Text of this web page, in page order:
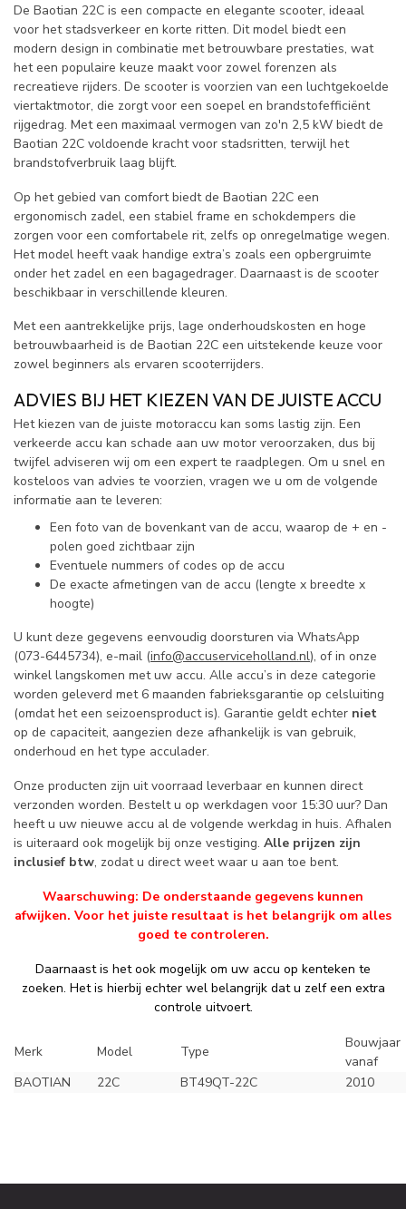
De Baotian 22C is een compacte en elegante scooter, ideaal
voor het stadsverkeer en korte ritten. Dit model biedt een
modern design in combinatie met betrouwbare prestaties, wat
het een populaire keuze maakt voor zowel forenzen als
recreatieve rijders. De scooter is voorzien van een luchtgekoelde
viertaktmotor, die zorgt voor een soepel en brandstofefficiënt
rijgedrag. Met een maximaal vermogen van zo'n 2,5 kW biedt de
Baotian 22C voldoende kracht voor stadsritten, terwijl het
brandstofverbruik laag blijft.
Op het gebied van comfort biedt de Baotian 22C een
ergonomisch zadel, een stabiel frame en schokdempers die
zorgen voor een comfortabele rit, zelfs op onregelmatige wegen.
Het model heeft vaak handige extra’s zoals een opbergruimte
onder het zadel en een bagagedrager. Daarnaast is de scooter
beschikbaar in verschillende kleuren.
Met een aantrekkelijke prijs, lage onderhoudskosten en hoge
betrouwbaarheid is de Baotian 22C een uitstekende keuze voor
zowel beginners als ervaren scooterrijders.
ADVIES BIJ HET KIEZEN VAN DE JUISTE ACCU
Het kiezen van de juiste motoraccu kan soms lastig zijn. Een
verkeerde accu kan schade aan uw motor veroorzaken, dus bij
twijfel adviseren wij om een expert te raadplegen. Om u snel en
kosteloos van advies te voorzien, vragen we u om de volgende
informatie aan te leveren:
Een foto van de bovenkant van de accu, waarop de + en -
polen goed zichtbaar zijn
Eventuele nummers of codes op de accu
De exacte afmetingen van de accu (lengte x breedte x
hoogte)
U kunt deze gegevens eenvoudig doorsturen via WhatsApp
(073-6445734), e-mail (info@accuserviceholland.nl), of in onze
winkel langskomen met uw accu. Alle accu’s in deze categorie
worden geleverd met 6 maanden fabrieksgarantie op celsluiting
(omdat het een seizoensproduct is). Garantie geldt echter niet
op de capaciteit, aangezien deze afhankelijk is van gebruik,
onderhoud en het type acculader.
Onze producten zijn uit voorraad leverbaar en kunnen direct
verzonden worden. Bestelt u op werkdagen voor 15:30 uur? Dan
heeft u uw nieuwe accu al de volgende werkdag in huis. Afhalen
is uiteraard ook mogelijk bij onze vestiging. Alle prijzen zijn
inclusief btw, zodat u direct weet waar u aan toe bent.
Waarschuwing: De onderstaande gegevens kunnen
afwijken. Voor het juiste resultaat is het belangrijk om alles
goed te controleren.
Daarnaast is het ook mogelijk om uw accu op kenteken te
zoeken. Het is hierbij echter wel belangrijk dat u zelf een extra
controle uitvoert.
Merk Model Type
Bouwjaar
vanaf
BAOTIAN
22C BT49QT-22C 2010